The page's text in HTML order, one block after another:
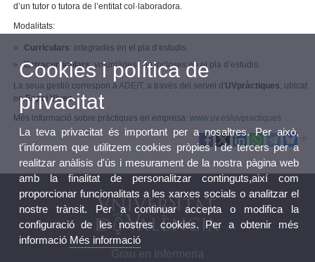
d’un tutor o tutora de l’entitat col·laboradora.
Modalitats:
Curriculars: integrades en el pla d’estudis.
Extracurriculars: voluntàries i no incloses en el pla d’estudis.
La seua gestió correspon aADEIT, a través del servei d'UVpràctiques, ubicat
enEspai Vives.
Més informació sobre pràctiques en empresa:www.uv.es/uvpractiques
Grau en Infermeria
Cookies i política de
privacitat
La teva privacitat és important per a nosaltres. Per això,
t'informem que utilitzem cookies pròpies i de tercers per a
realitzar anàlisis d'ús i mesurament de la nostra pàgina web
amb la finalitat de personalitzar continguts,així com
proporcionar funcionalitats a les xarxes socials o analitzar el
nostre trànsit. Per a continuar accepta o modifica la
configuració de les nostres cookies. Per a obtenir més
informació Més informació